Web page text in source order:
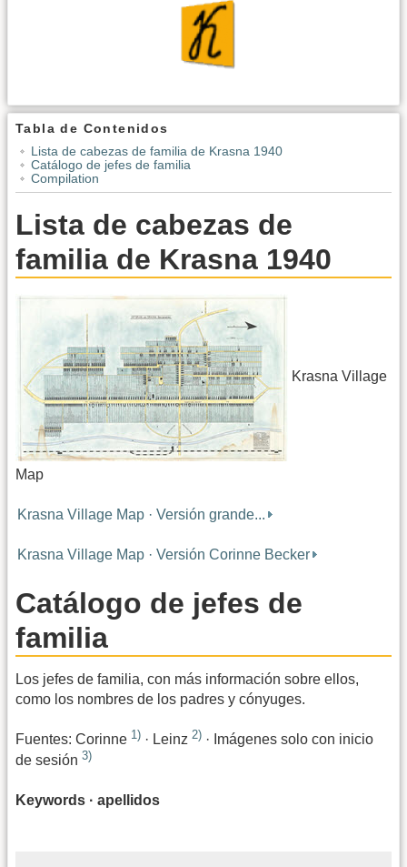
Tabla de Contenidos
Lista de cabezas de familia de Krasna 1940
Catálogo de jefes de familia
Compilation
Lista de cabezas de
familia de Krasna 1940
Krasna Village
Map
Krasna Village Map · Versión grande...
Krasna Village Map · Versión Corinne Becker
Catálogo de jefes de
familia
Los jefes de familia, con más información sobre ellos,
como los nombres de los padres y cónyuges.
Fuentes: Corinne 1) · Leinz 2) · Imágenes solo con inicio
de sesión 3)
Keywords · apellidos